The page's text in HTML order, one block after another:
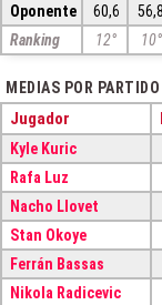
Oponente
60,6 56,8
Ranking
12° 10°
MEDIAS POR PARTIDO
Jugador
Kyle Kuric
Rafa Luz
Nacho Llovet
Stan Okoye
Ferrán Bassas
Nikola Radicevic